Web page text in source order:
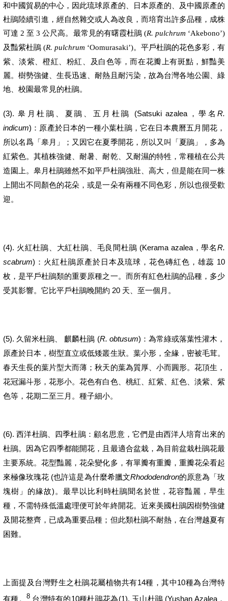
和中國貿易的中心，因此琉球原產的、日本原產的、及中國原產的
杜鵑陸續引進，經自然雜交或人為改良，而培育出許多品種，成株
可達 2至 3公尺高。最常見的有曙霞杜鵑(R. pulchrum ‘Akebono’)
及豔紫杜鵑 (R. pulchrum ‘Oomurasaki’)。平戶杜鵑的花色多彩，有
紫、淡紫、橙紅、粉紅、及白色等，而在花瓣上有斑點，鮮豔美
麗。樹勢強健、生長迅速、耐熱且耐污染，故為台灣各地公園、綠
地、校園最常見的杜鵑。
(3).皋月杜鵑、夏鵑、 五月杜鵑 (Satsuki azalea ，學名R.
indicum) ：原產於日本的一種小葉杜鵑，它在日本農曆五月開花，
所以名爲「皋月」；又因它在夏季開花，所以又叫「夏鵑」，多為
紅紫色。其植株強健、耐暑、耐乾、又耐濕的特牲，常種植在公共
造園上。皋月杜鵑雖然不如平戶杜鵑強壯、高大，但是能在同一株
上開出不同顏色的花朵，或是一朵有兩種不同色彩，所以也很受歡
迎。
(4). 火紅杜鵑、大紅杜鵑、毛良間杜鵑 (Kerama azalea，學名R.
scabrum) ：火紅杜鵑原產於日本及琉球，花色磚紅色，雄蕊 10
枚，是平戶杜鵑類的重要原種之一。而所有紅色杜鵑的品種，多少
受其影響。它比平戶杜鵑晚開約 20 天、至一個月。
(5). 久留米杜鵑 麒麟杜鵑 (R. obtusum) ：為常綠或落葉性灌木，
原產於日本，樹型直立或低矮叢生狀。葉小形，全緣，密被毛茸。
春天生長的葉片型大而薄；秋天的葉為質厚、小而圓形。花頂生，
花冠漏斗形，花形小。花色有白色、桃紅、紅紫、紅色、淡紫、紫
色等，花期二至三月。種子細小。
(6).西洋杜鵑、 四季杜鵑：顧名思意，它們是由西洋人培育出來的
杜鵑。
因為它四季都能開花，且最適合盆栽， 為目前盆栽杜鵑花最
主要系統。花型豔麗，花朵變化多，有單瓣有重瓣，重瓣花朵看起
來極像玫瑰花 (也許這是為什麼希臘文Rhododendron的原意為「玫
塊樹」的緣故) 。 最早以比利時杜鵑聞名於世，花容豔麗，早生
種，不需特殊低溫處理便可於年終開花。近來美國杜鵑因樹勢強健
及開花整齊，已成為重要品種；但此類杜鵑不耐熱，在台灣越夏有
困難。
上面提及台灣野生之杜鵑花屬植物共有14種，其中10種為台灣特
有種。 8 台灣特有的10種杜鵑花為(1). 玉山杜鵑 (Yushan Azalea，